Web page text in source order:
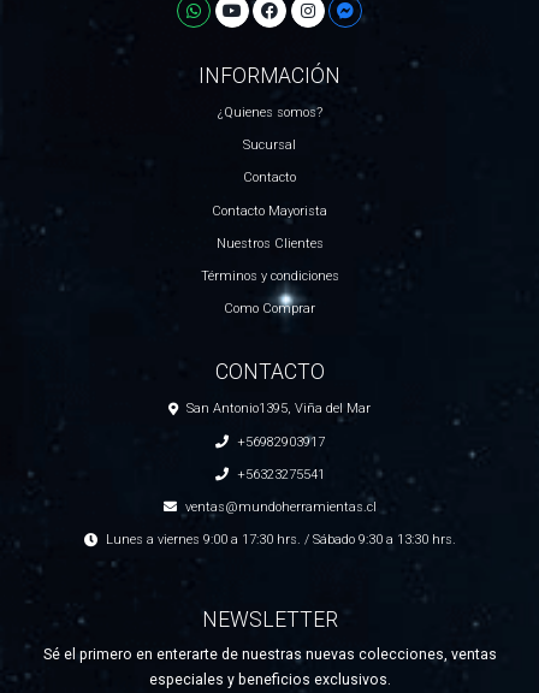
INFORMACIÓN
¿Quienes somos?
Sucursal
Contacto
Contacto Mayorista
Nuestros Clientes
Términos y condiciones
Como Comprar
CONTACTO
San Antonio1395, Viña del Mar
+56982903917
+56323275541
ventas@mundoherramientas.cl
Lunes a viernes 9:00 a 17:30 hrs. / Sábado 9:30 a 13:30 hrs.
NEWSLETTER
Sé el primero en enterarte de nuestras nuevas colecciones, ventas
especiales y beneficios exclusivos.